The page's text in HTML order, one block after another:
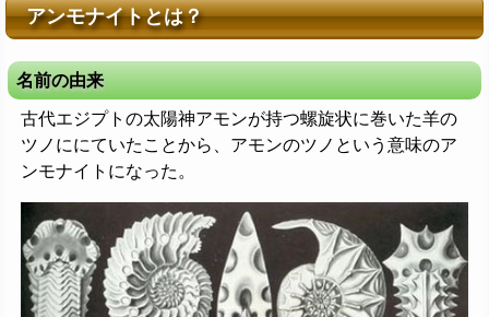
アンモナイトとは？
名前の由来
古代エジプトの太陽神アモンが持つ螺旋状に巻いた羊の
ツノににていたことから、アモンのツノという意味のア
ンモナイトになった。